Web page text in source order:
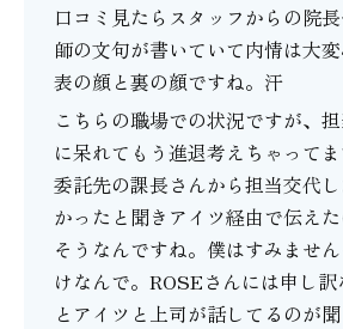
口コミ見たらスタッフからの院
師の文句が書いていて内情は大
表の顔と裏の顔ですね。汗
こちらの職場での状況ですが、
に呆れてもう進退考えちゃってま
委託先の課長さんから担当交代
かったと聞きアイツ経由で伝え
そうなんですね。僕はすみませ
けなんで。ROSEさんには申し訳
とアイツと上司が話してるのが